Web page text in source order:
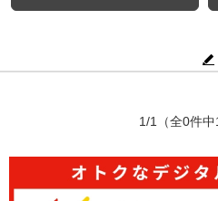
1/1 （全0件